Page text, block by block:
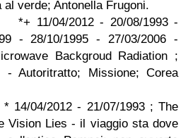
verde; Antonella Frugoni.
2012 - 20/08/1993 -
- 28/10/1995 - 27/03/2006 -
Backgroud Radiation ;
- Autoritratto; Missione; Corea
- 21/07/1993 ; The
Vision Lies - il viaggio sta dove